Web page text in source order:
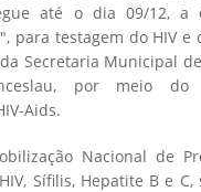
até o dia 09/12, a
para testagem do HIV e
Secretaria Municipal
por meio do
Aids.
Nacional de
Sífilis, Hepatite B e C,